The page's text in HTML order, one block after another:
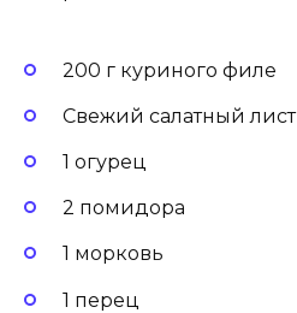
200 г куриного филе
Свежий салатный лист
1 огурец
2 помидора
1 морковь
1 перец